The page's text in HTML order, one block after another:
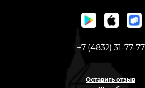
+7 (4832) 31-77-77
Оставить отзыв